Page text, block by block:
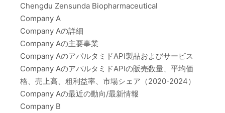
Chengdu Zensunda Biopharmaceutical
Company A
Company Aの詳細
Company Aの主要事業
Company AのアパルタミドAPI製品およびサービス
Company AのアパルタミドAPIの販売数量、平均価
格、売上高、粗利益率、市場シェア（2020-2024）
Company Aの最近の動向/最新情報
Company B